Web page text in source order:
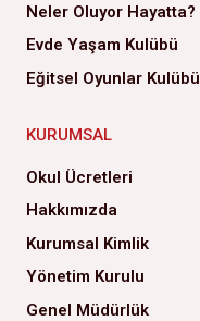
Neler Oluyor Hayatta?
Evde Yaşam Kulübü
Eğitsel Oyunlar Kulübü
KURUMSAL
Okul Ücretleri
Hakkımızda
Kurumsal Kimlik
Yönetim Kurulu
Genel Müdürlük